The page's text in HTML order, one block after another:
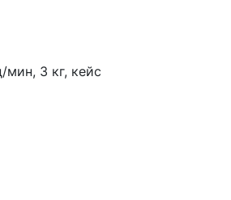
мин, 3 кг, кейс